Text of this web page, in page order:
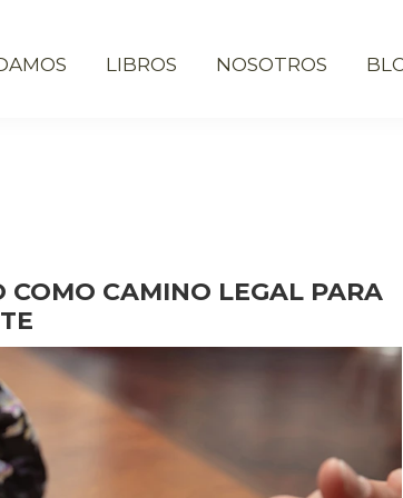
LIBROS NOSOTROS
COMO CAMINO LEGAL PARA